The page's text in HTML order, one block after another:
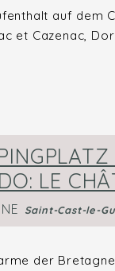
auf dem
et Cazenac,
LE
Saint-Cast-le-
der